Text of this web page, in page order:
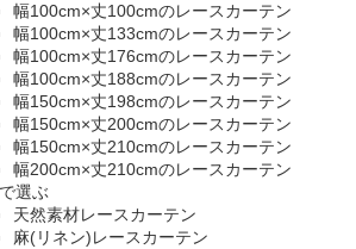
幅100cm×丈100cmのレースカーテン
幅100cm×丈133cmのレースカーテン
幅100cm×丈176cmのレースカーテン
幅100cm×丈188cmのレースカーテン
幅150cm×丈198cmのレースカーテン
幅150cm×丈200cmのレースカーテン
幅150cm×丈210cmのレースカーテン
幅200cm×丈210cmのレースカーテン
選ぶ
天然素材レースカーテン
麻(リネン)レースカーテン